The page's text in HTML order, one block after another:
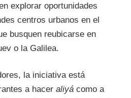
explorar oportunidades
centros urbanos en el
busquen reubicarse en
o la Galilea.
la iniciativa está
a hacer aliyácomo a